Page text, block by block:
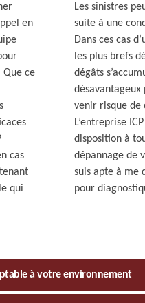
en
Que ce
cas
qui
Les sinistres
suite à une
Dans ces cas
les plus brefs
dégâts
désavantageux
venir risque de
L’entreprise
disposition à
dépannage de
suis apte à me
pour
à votre environnement